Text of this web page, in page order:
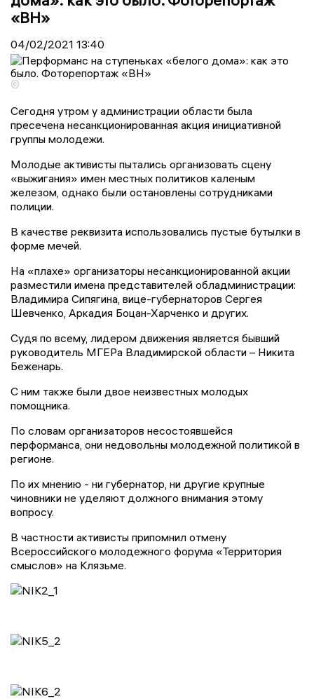
«ВН»
04/02/2021 13:40
©
Сегодня утром у администрации области была
пресечена несанкционированная акция инициативной
группы молодежи.
Молодые активисты пытались организовать сцену
«выжигания» имен местных политиков каленым
железом, однако были остановлены сотрудниками
полиции.
В качестве реквизита использовались пустые бутылки в
форме мечей.
На «плахе» организаторы несанкционированной акции
разместили имена представителей обладминистрации:
Владимира Сипягина, вице-губернаторов Сергея
Шевченко, Аркадия Боцан-Харченко и других.
Судя по всему, лидером движения является бывший
руководитель МГЕРа Владимирской области – Никита
Беженарь.
С ним также были двое неизвестных молодых
помощника.
По словам организаторов несостоявшейся
перформанса, они недовольны молодежной политикой в
регионе.
По их мнению - ни губернатор, ни другие крупные
чиновники не уделяют должного внимания этому
вопросу.
В частности активисты припомнил отмену
Всероссийского молодежного форума «Территория
смыслов» на Клязьме.